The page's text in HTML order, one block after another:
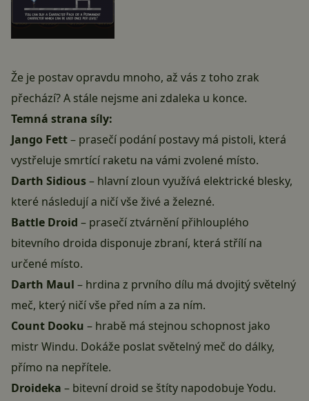
Že je postav opravdu mnoho, až vás z toho zrak
přechází? A stále nejsme ani zdaleka u konce.
Temná strana síly:
Jango Fett– prasečí podání postavy má pistoli, která
vystřeluje smrtící raketu na vámi zvolené místo.
Darth Sidious– hlavní zloun využívá elektrické blesky,
které následují a ničí vše živé a železné.
Battle Droid – prasečí ztvárnění přihlouplého
bitevního droida disponuje zbraní, která střílí na
určené místo.
Darth Maul – hrdina z prvního dílu má dvojitý světelný
meč, který ničí vše před ním a za ním.
Count Dooku – hrabě má stejnou schopnost jako
mistr Windu. Dokáže poslat světelný meč do dálky,
přímo na nepřítele.
Droideka – bitevní droid se štíty napodobuje Yodu.